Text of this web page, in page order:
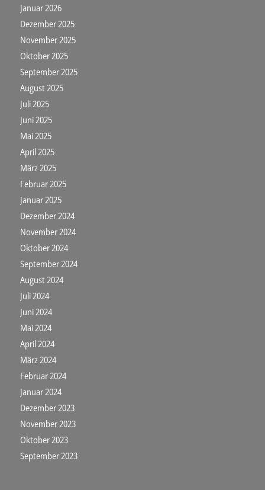
Januar 2026
Dezember 2025
November 2025
Oktober 2025
September 2025
August 2025
Juli 2025
Juni 2025
Mai 2025
April 2025
März 2025
Februar 2025
Januar 2025
Dezember 2024
November 2024
Oktober 2024
September 2024
August 2024
Juli 2024
Juni 2024
Mai 2024
April 2024
März 2024
Februar 2024
Januar 2024
Dezember 2023
November 2023
Oktober 2023
September 2023